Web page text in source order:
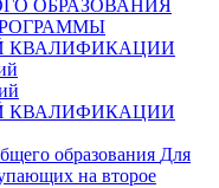
ОБРАЗОВАНИЯ
КВАЛИФИКАЦИИ
КВАЛИФИКАЦИИ
образования Для
на второе